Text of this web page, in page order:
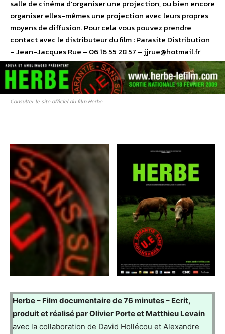
salle de cinéma d’organiser une projection, ou bien encore
organiser elles-mêmes une projection avec leurs propres
moyens de diffusion. Pour cela vous pouvez prendre
contact avec le distributeur du film : Parasite Distribution
– Jean-Jacques Rue – 06 16 55 28 57 – jjrue@hotmail.fr
Consulter le site officiel du film Herbe
Herbe – Film documentaire de 76 minutes – Ecrit,
produit et réalisé par Olivier Porte et Matthieu Levain
avec la collaboration de David Hollécou et Alexandre